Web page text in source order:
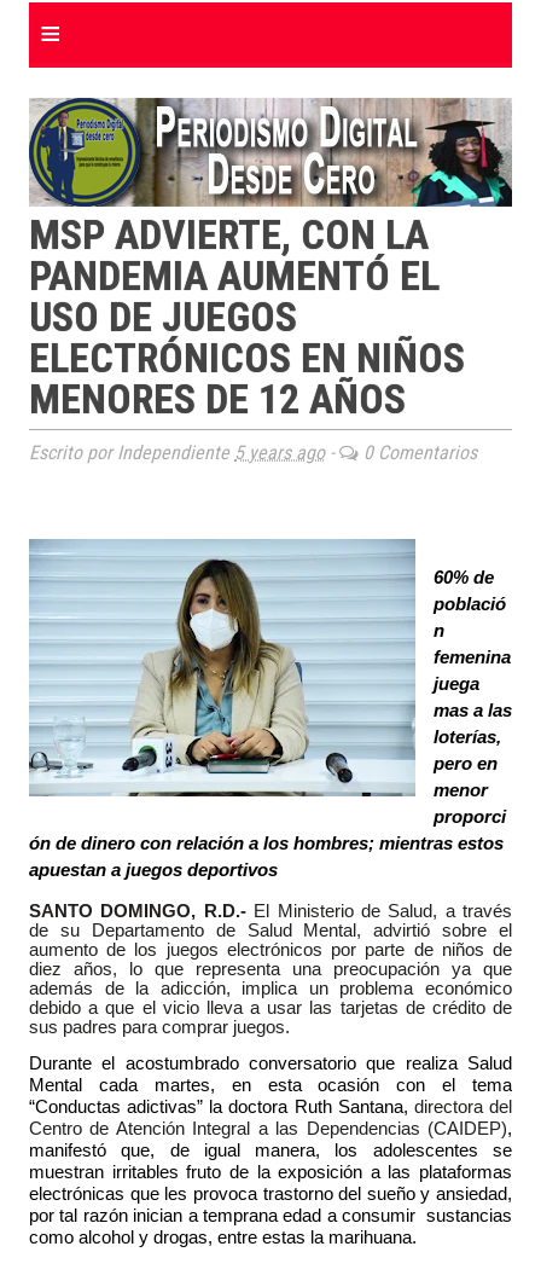
≡
MSP ADVIERTE, CON LA
PANDEMIA AUMENTÓ EL
USO DE JUEGOS
ELECTRÓNICOS EN NIÑOS
MENORES DE 12 AÑOS
Escrito por Independiente 5 years ago- 0 Comentarios
60% de
població
n
femenina
juega
mas a las
loterías,
pero en
menor
proporci
ón de dinero con relación a los hombres; mientras estos
apuestan a juegos deportivos
SANTO DOMINGO, R.D.-El Ministerio de Salud, a través
de su Departamento de Salud Mental, advirtió sobre el
aumento de los juegos electrónicos por parte de niños de
diez años, lo que representa una preocupación ya que
además de la adicción, implica un problema económico
debido a que el vicio lleva a usar las tarjetas de crédito de
sus padres para comprar juegos.
Durante el acostumbrado conversatorio que realiza Salud
Mental cada martes, en esta ocasión con el tema
“Conductas adictivas” la doctora Ruth Santana, directora del
Centro de Atención Integral a las Dependencias (CAIDEP),
manifestó que, de igual manera, los adolescentes se
muestran irritables fruto de la exposición a las plataformas
electrónicas que les provoca trastorno del sueño y ansiedad,
por tal razón inician a temprana edad a consumir sustancias
como alcohol y drogas, entre estas la marihuana.